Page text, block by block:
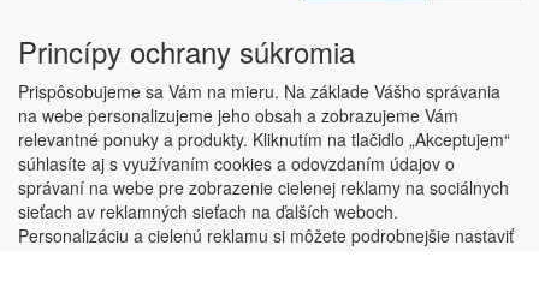
Copyright © ABRA Software a.s. 2019
Princípy ochrany súkromia
Prispôsobujeme sa Vám na mieru. Na základe Vášho správania
na webe personalizujeme jeho obsah a zobrazujeme Vám
relevantné ponuky a produkty. Kliknutím na tlačidlo „Akceptujem“
súhlasíte aj s využívaním cookies a odovzdaním údajov o
správaní na webe pre zobrazenie cielenej reklamy na sociálnych
sieťach av reklamných sieťach na ďalších weboch.
Personalizáciu a cielenú reklamu si môžete podrobnejšie nastaviť